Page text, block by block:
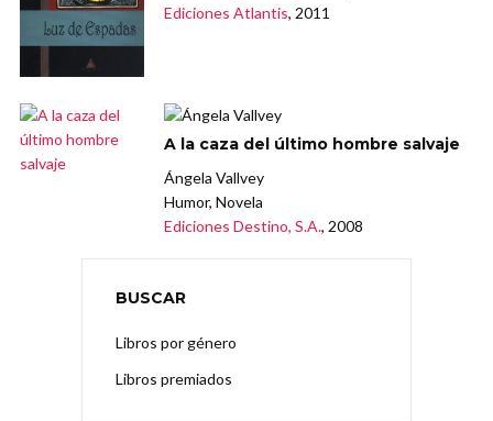
Ediciones Atlantis, 2011
A la caza del último hombre salvaje
Ángela Vallvey
Humor, Novela
Ediciones Destino, S.A., 2008
BUSCAR
Libros por género
Libros premiados